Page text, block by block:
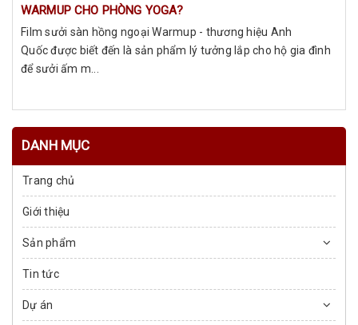
WARMUP CHO PHÒNG YOGA?
Film sưởi sàn hồng ngoại Warmup - thương hiệu Anh
Quốc được biết đến là sản phẩm lý tưởng lắp cho hộ gia đình
để sưởi ấm m...
DANH MỤC
Trang chủ
Giới thiệu
Sản phẩm
Tin tức
Dự án